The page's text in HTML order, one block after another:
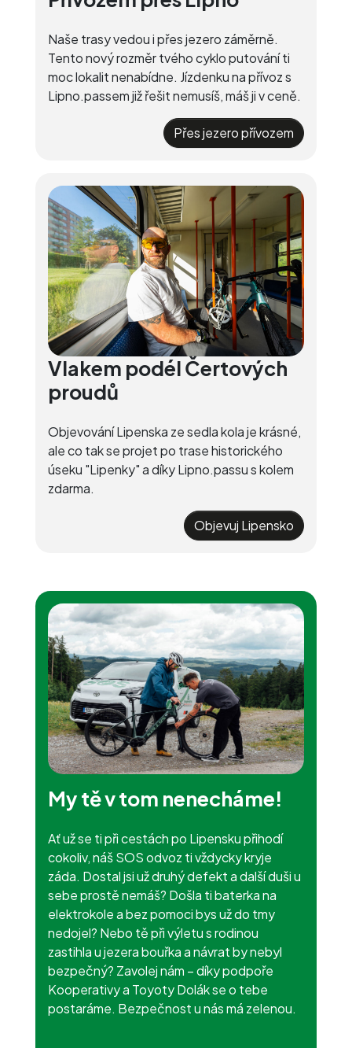
Naše trasy vedou i přes jezero záměrně.
Tento nový rozměr tvého cyklo putování ti
moc lokalit nenabídne. Jízdenku na přívoz s
Lipno.passem již řešit nemusíš, máš ji v ceně.
Přes jezero přívozem
Vlakem podél Čertových
proudů
Objevování Lipenska ze sedla kola je krásné,
ale co tak se projet po trase historického
úseku "Lipenky" a díky Lipno.passu s kolem
zdarma.
Objevuj Lipensko
My tě v tom nenecháme!
Ať už se ti při cestách po Lipensku přihodí
cokoliv, náš SOS odvoz ti vždycky kryje
záda. Dostal jsi už druhý defekt a další duši u
sebe prostě nemáš? Došla ti baterka na
elektrokole a bez pomoci bys už do tmy
nedojel? Nebo tě při výletu s rodinou
zastihla u jezera bouřka a návrat by nebyl
bezpečný? Zavolej nám – díky podpoře
Kooperativy a Toyoty Dolák se o tebe
postaráme. Bezpečnost u nás má zelenou.